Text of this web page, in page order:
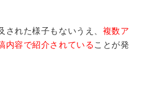
された様子もないうえ、 複数ア
内容で紹介されていることが発